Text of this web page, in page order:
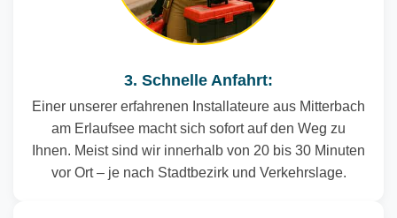
3. Schnelle Anfahrt:
Einer unserer erfahrenen Installateure aus Mitterbach
am Erlaufsee macht sich sofort auf den Weg zu
Ihnen. Meist sind wir innerhalb von 20 bis 30 Minuten
vor Ort – je nach Stadtbezirk und Verkehrslage.